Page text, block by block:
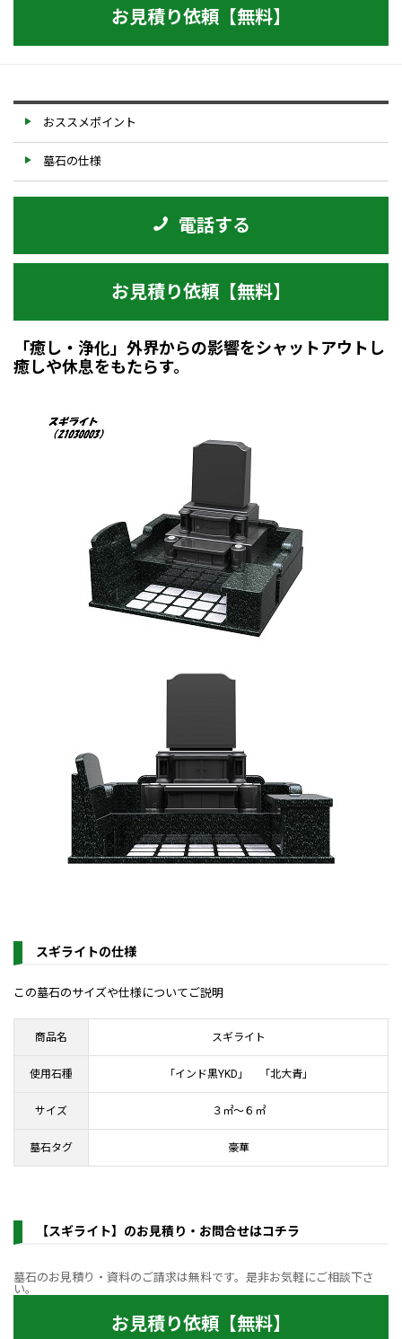
お見積り依頼【無料】
おススメポイント
墓石の仕様
電話する
お見積り依頼【無料】
「癒し・浄化」外界からの影響をシャットアウトし
癒しや休息をもたらす。
スギライトの仕様
この墓石のサイズや仕様についてご説明
商品名 スギライト
使用石種 「インド黒YKD」 「北大青」
サイズ ３㎡～６㎡
墓石タグ 豪華
【スギライト】のお見積り・お問合せはコチラ
墓石のお見積り・資料のご請求は無料です。是非お気軽にご相談下さ
い。
お見積り依頼【無料】